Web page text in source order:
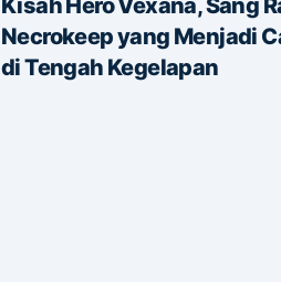
Kisah Hero Vexana, Sang
Necrokeep yang Menjadi
di Tengah Kegelapan